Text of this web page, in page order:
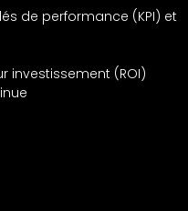
de performance (KPI) et
investissement (ROI)